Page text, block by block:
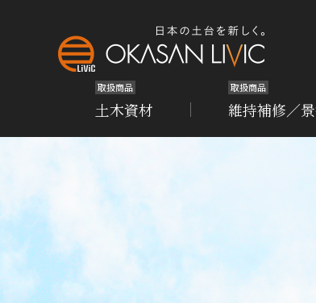
取扱商品
土木資材
取扱商品
維持補修／